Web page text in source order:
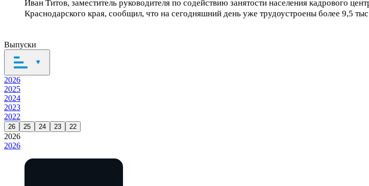
Иван Титов, заместитель руководителя по содействию занятости населения кадрового
Краснодарского края, сообщил, что на сегодняшний день уже трудоустроены более 9,5
Выпуски
2026
2025
2024
2023
2022
26 25 24 23 22
2026
2026